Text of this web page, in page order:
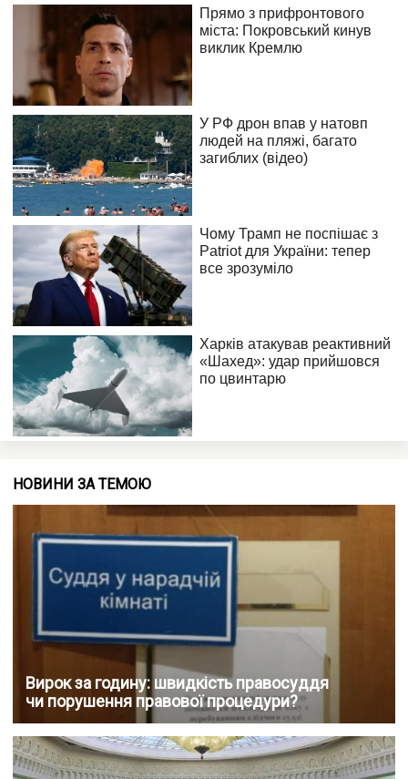
НОВИНИ ЗА ТЕМОЮ
Вирок за годину: швидкість правосуддя
чи порушення правової процедури?